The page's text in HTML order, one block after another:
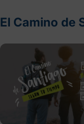
El Camino de